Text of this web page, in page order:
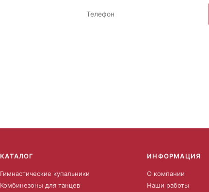
КАТАЛОГ
Гимнастические купальники
Комбинезоны для танцев
ИНФОРМАЦИЯ
О компании
Наши работы